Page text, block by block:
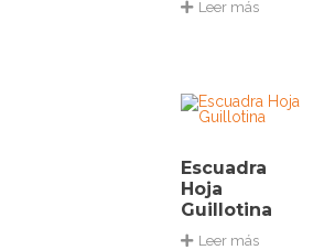
Leer más
Escuadra
Hoja
Guillotina
Leer más